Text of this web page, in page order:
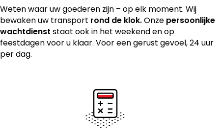
Weten waar uw goederen zijn – op elk moment. Wij
bewaken uw transport rond de klok.Onze persoonlijke
wachtdienst staat ook in het weekend en op
feestdagen voor u klaar. Voor een gerust gevoel, 24 uur
per dag.